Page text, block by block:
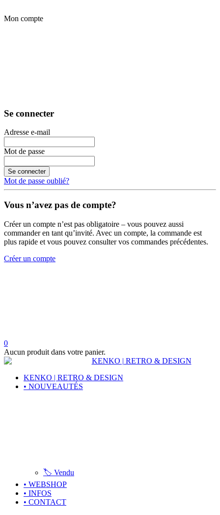
Mon compte
Se connecter
Adresse e-mail
Mot de passe
Se connecter
Mot de passe oublié?
Vous n’avez pas de compte?
Créer un compte n’est pas obligatoire – vous pouvez aussi
commander en tant qu’invité. Avec un compte, la commande est
plus rapide et vous pouvez consulter vos commandes précédentes.
Créer un compte
0
Aucun produit dans votre panier.
KENKO | RETRO & DESIGN
• NOUVEAUTÉS
🏷️ Vendu
• WEBSHOP
• INFOS
• CONTACT